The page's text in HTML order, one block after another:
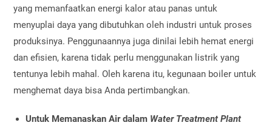
yang memanfaatkan energi kalor atau panas untuk
menyuplai daya yang dibutuhkan oleh industri untuk proses
produksinya. Penggunaannya juga dinilai lebih hemat energi
dan efisien, karena tidak perlu menggunakan listrik yang
tentunya lebih mahal. Oleh karena itu, kegunaan boiler untuk
menghemat daya bisa Anda pertimbangkan.
Untuk Memanaskan Air dalam Water Treatment Plant